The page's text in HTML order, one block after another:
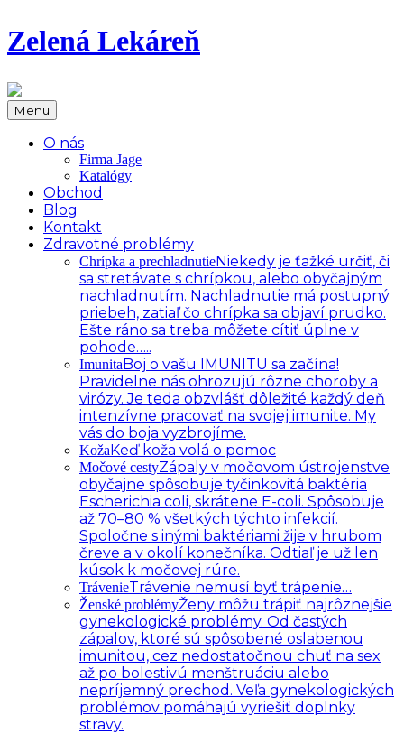
Zelená Lekáreň
Menu
O nás
Firma Jage
Katalógy
Obchod
Blog
Kontakt
Zdravotné problémy
Chrípka a prechladnutieNiekedy je ťažké určiť, či
sa stretávate s chrípkou, alebo obyčajným
nachladnutím. Nachladnutie má postupný
priebeh, zatiaľ čo chrípka sa objaví prudko.
Ešte ráno sa treba môžete cítiť úplne v
pohode…..
ImunitaBoj o vašu IMUNITU sa začína!
Pravidelne nás ohrozujú rôzne choroby a
virózy. Je teda obzvlášť dôležité každý deň
intenzívne pracovať na svojej imunite. My
vás do boja vyzbrojíme.
KožaKeď koža volá o pomoc
Močové cestyZápaly v močovom ústrojenstve
obyčajne spôsobuje tyčinkovitá baktéria
Escherichia coli, skrátene E-coli. Spôsobuje
až 70–80 % všetkých týchto infekcií.
Spoločne s inými baktériami žije v hrubom
čreve a v okolí konečníka. Odtiaľ je už len
kúsok k močovej rúre.
TrávenieTrávenie nemusí byť trápenie…
Ženské problémyŽeny môžu trápiť najrôznejšie
gynekologické problémy. Od častých
zápalov, ktoré sú spôsobené oslabenou
imunitou, cez nedostatočnou chuť na sex
až po bolestivú menštruáciu alebo
nepríjemný prechod. Veľa gynekologických
problémov pomáhajú vyriešiť doplnky
stravy.